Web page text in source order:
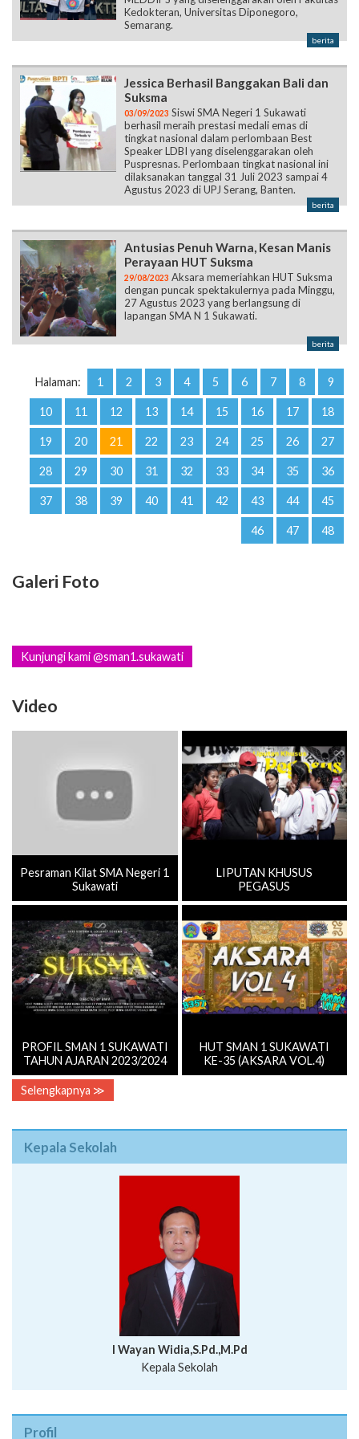
Kedokteran, Universitas Diponegoro,
Semarang.
berita
Jessica Berhasil Banggakan Bali dan
Suksma
03/09/2023 Siswi SMA Negeri 1 Sukawati
berhasil meraih prestasi medali emas di
tingkat nasional dalam perlombaan Best
Speaker LDBI yang diselenggarakan oleh
Puspresnas. Perlombaan tingkat nasional ini
dilaksanakan tanggal 31 Juli 2023 sampai 4
Agustus 2023 di UPJ Serang, Banten.
berita
Antusias Penuh Warna, Kesan Manis
Perayaan HUT Suksma
29/08/2023 Aksara memeriahkan HUT Suksma
dengan puncak spektakulernya pada Minggu,
27 Agustus 2023 yang berlangsung di
lapangan SMA N 1 Sukawati.
berita
Halaman: 1 2 3 4 5 6 7 8 9
10 11 12 13 14 15 16 17 18
19 20 21 22 23 24 25 26 27
28 29 30 31 32 33 34 35 36
37 38 39 40 41 42 43 44 45
46 47 48
Galeri Foto
Kunjungi kami @sman1.sukawati
Video
Pesraman Kilat SMA Negeri 1
Sukawati
LIPUTAN KHUSUS
PEGASUS
PROFIL SMAN 1 SUKAWATI
TAHUN AJARAN 2023/2024
HUT SMAN 1 SUKAWATI
KE-35 (AKSARA VOL.4)
Selengkapnya ≫
Kepala Sekolah
I Wayan Widia,S.Pd.,M.Pd
Kepala Sekolah
Profil